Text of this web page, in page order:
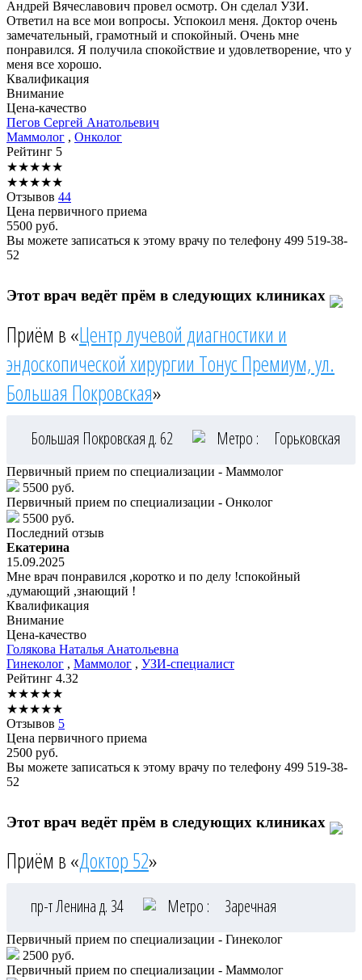
Андрей Вячеславович провел осмотр. Он сделал УЗИ.
Ответил на все мои вопросы. Успокоил меня. Доктор очень
замечательный, грамотный и спокойный. Очень мне
понравился. Я получила спокойствие и удовлетворение, что у
меня все хорошо.
Квалификация
Внимание
Цена-качество
Пегов Сергей Анатольевич
Маммолог , Онколог
Рейтинг 5
★★★★★
★★★★★
Отзывов 44
Цена первичного приема
5500 руб.
Вы можете записаться к этому врачу по телефону 499 519-38-
52
Этот врач ведёт прём в следующих клиниках
Приём в «Центр лучевой диагностики и
эндоскопической хирургии Тонус Премиум, ул.
Большая Покровская»
Большая Покровская д. 62 Метро : Горьковская
Первичный прием по специализации - Маммолог
5500 руб.
Первичный прием по специализации - Онколог
5500 руб.
Последний отзыв
Екатерина
15.09.2025
Мне врач понравился ,коротко и по делу !спокойный
,думающий ,знающий !
Квалификация
Внимание
Цена-качество
Голякова Наталья Анатольевна
Гинеколог , Маммолог , УЗИ-специалист
Рейтинг 4.32
★★★★★
★★★★★
Отзывов 5
Цена первичного приема
2500 руб.
Вы можете записаться к этому врачу по телефону 499 519-38-
52
Этот врач ведёт прём в следующих клиниках
Приём в «Доктор 52»
пр-т Ленина д. 34 Метро : Заречная
Первичный прием по специализации - Гинеколог
2500 руб.
Первичный прием по специализации - Маммолог